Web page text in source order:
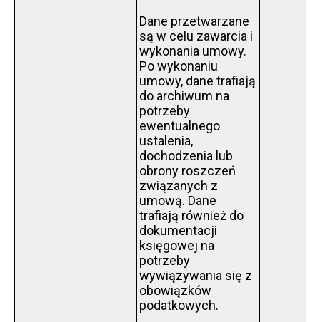
Dane przetwarzane
są w celu zawarcia i
wykonania umowy.
Po wykonaniu
umowy, dane trafiają
do archiwum na
potrzeby
ewentualnego
ustalenia,
dochodzenia lub
obrony roszczeń
związanych z
umową. Dane
trafiają również do
dokumentacji
księgowej na
potrzeby
wywiązywania się z
obowiązków
podatkowych.